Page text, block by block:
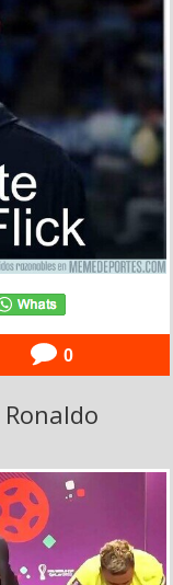
0